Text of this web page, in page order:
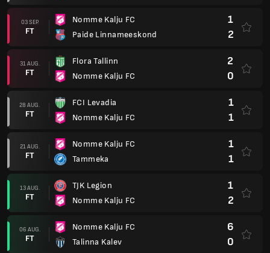
03 SEP.
FT
Nomme Kalju FC
Paide Linnameeskond
1
2
31 AUG.
FT
Flora Tallinn
Nomme Kalju FC
2
0
28 AUG.
FT
FCI Levadia
Nomme Kalju FC
1
1
21 AUG.
FT
Nomme Kalju FC
Tammeka
1
1
13 AUG.
FT
TJK Legion
Nomme Kalju FC
1
2
06 AUG.
FT
Nomme Kalju FC
Talinna Kalev
6
0